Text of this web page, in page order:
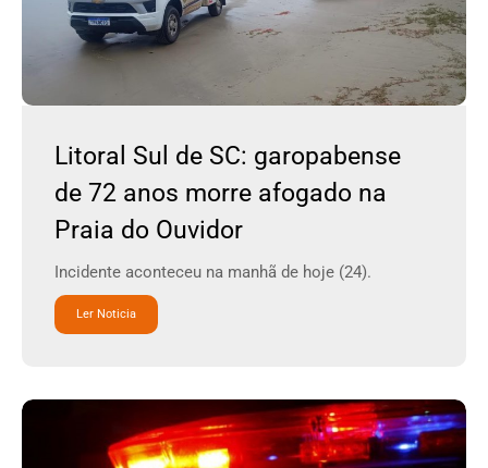
Litoral Sul de SC: garopabense
de 72 anos morre afogado na
Praia do Ouvidor
Incidente aconteceu na manhã de hoje (24).
Ler Noticia